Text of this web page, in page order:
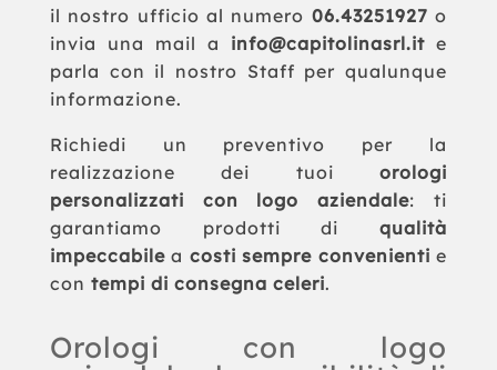
il nostro ufficio al numero 06.43251927 o
invia una mail a info@capitolinasrl.ite
parla con il nostro Staff per qualunque
informazione.
Richiedi un preventivo per la
realizzazione dei tuoiorologi
personalizzati con logo aziendale: ti
garantiamo prodotti diqualità
impeccabilea costi sempre convenienti e
con tempi di consegna celeri.
Orologi con logo